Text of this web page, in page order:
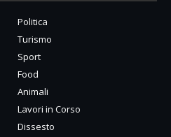
Politica
Turismo
Sport
Food
Animali
Lavori in Corso
Dissesto